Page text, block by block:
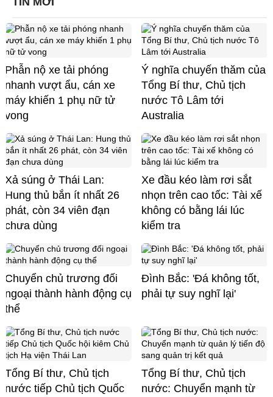
Phẫn nộ xe tải phóng
nhanh vượt ẩu, cán xe
máy khiến 1 phụ nữ tử
vong
Ý nghĩa chuyến thăm của
Tổng Bí thư, Chủ tịch
nước Tô Lâm tới
Australia
Xả súng ở Thái Lan:
Hung thủ bắn ít nhất 26
phát, còn 34 viên đạn
chưa dùng
Xe đầu kéo làm rơi sắt
nhọn trên cao tốc: Tài xế
không có bằng lái lúc
kiểm tra
Chuyển chủ trương đối
ngoại thành hành động cụ
thể
Đình Bắc: 'Đá không tốt,
phải tự suy nghĩ lại'
Tổng Bí thư, Chủ tịch
nước tiếp Chủ tịch Quốc
Tổng Bí thư, Chủ tịch
nước: Chuyển mạnh từ